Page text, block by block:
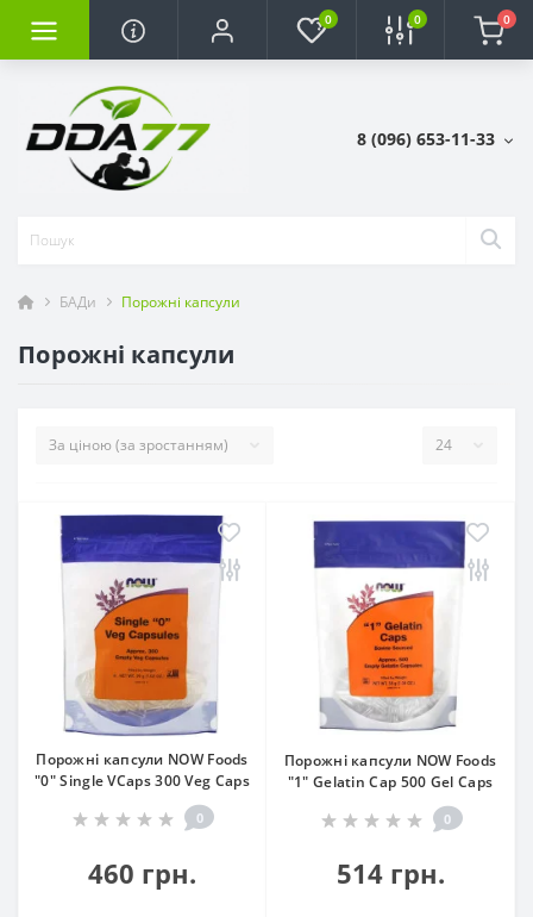
0 0 0
8 (096) 653-11-33
БАДи Порожні капсули
Порожні капсули
Порожні капсули NOW Foods
"0" Single VCaps 300 Veg Caps
0
460 грн.
Порожні капсули NOW Foods
"1" Gelatin Cap 500 Gel Caps
0
514 грн.